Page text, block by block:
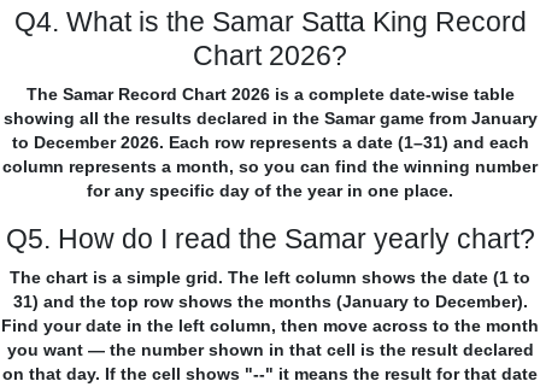
Q4. What is the Samar Satta King Record
Chart 2026?
The Samar Record Chart 2026 is a complete date-wise table
showing all the results declared in the Samar game from January
to December 2026. Each row represents a date (1–31) and each
column represents a month, so you can find the winning number
for any specific day of the year in one place.
Q5. How do I read the Samar yearly chart?
The chart is a simple grid. The left column shows the date (1 to
31) and the top row shows the months (January to December).
Find your date in the left column, then move across to the month
you want — the number shown in that cell is the result declared
on that day. If the cell shows "--" it means the result for that date